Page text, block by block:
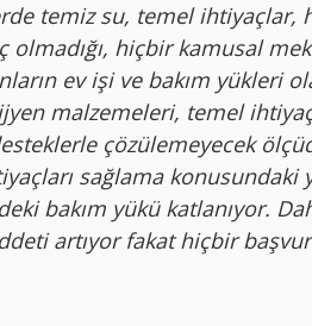
temiz su, temel ihtiyaçlar,
olmadığı, hiçbir kamusal
ev işi ve bakım yükleri
malzemeleri, temel
çözülemeyecek
sağlama
bakım yükü katlanıyor.
artıyor fakat hiçbir